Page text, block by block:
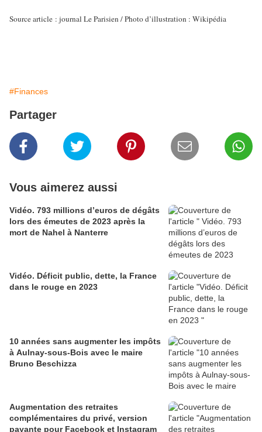
Source article : journal Le Parisien / Photo d’illustration : Wikipédia
#Finances
Partager
Vous aimerez aussi
Vidéo. 793 millions d’euros de dégâts
lors des émeutes de 2023 après la
mort de Nahel à Nanterre
Vidéo. Déficit public, dette, la France
dans le rouge en 2023
10 années sans augmenter les impôts
à Aulnay-sous-Bois avec le maire
Bruno Beschizza
Augmentation des retraites
complémentaires du privé, version
payante pour Facebook et Instagram